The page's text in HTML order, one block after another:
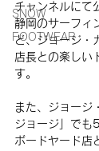
SNOW
FOOTWEAR
チャンネルにて
静岡のサーフィ
ど、ジョージ・
店長との楽しい
す。
また、ジョージ
ジョージ」でも
ボードヤード店